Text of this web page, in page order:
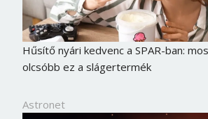
Hűsítő nyári kedvenc a SPAR-ban:
olcsóbb ez a slágertermék
Astronet